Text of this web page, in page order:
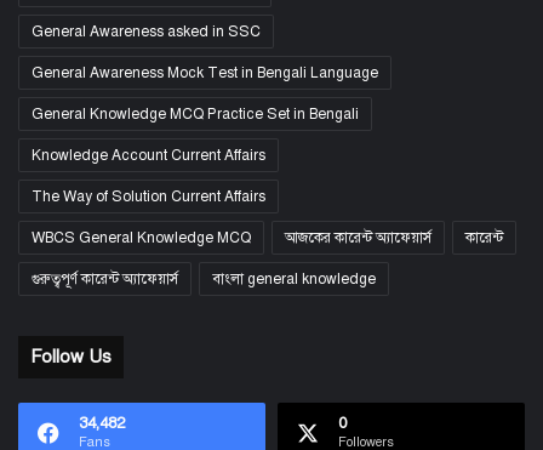
General Awareness asked in SSC
General Awareness Mock Test in Bengali Language
General Knowledge MCQ Practice Set in Bengali
Knowledge Account Current Affairs
The Way of Solution Current Affairs
WBCS General Knowledge MCQ আজকের কারেন্ট অ্যাফেয়ার্স কারেন্ট
গুরুত্বপূর্ণ কারেন্ট অ্যাফেয়ার্স বাংলা general knowledge
Follow Us
34,482
Fans
0
Followers